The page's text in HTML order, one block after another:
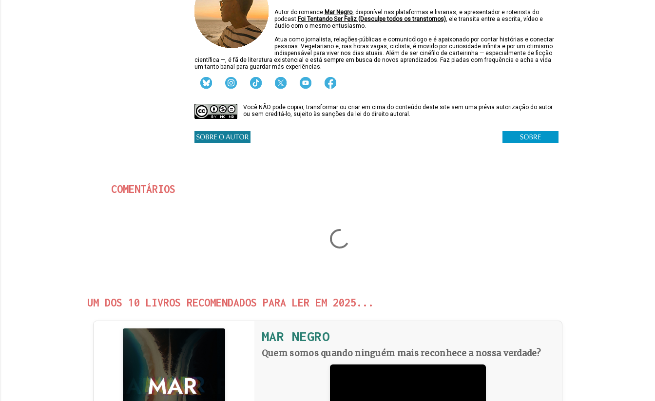
Autor do romance Mar Negro, disponível nas plataformas e livrarias, e apresentador e roteirista do
podcast Foi Tentando Ser Feliz (Desculpe todos os transtornos), ele transita entre a escrita, vídeo e
áudio com o mesmo entusiasmo.
Atua como jornalista, relações-públicas e comunicólogo e é apaixonado por contar histórias e conectar
pessoas. Vegetariano e, nas horas vagas, ciclista, é movido por curiosidade infinita e por um otimismo
indispensável para viver nos dias atuais. Além de ser cinéfilo de carteirinha — especialmente de ficção
científica —, é fã de literatura existencial e está sempre em busca de novos aprendizados. Faz piadas com frequência e acha a vida
um tanto banal para guardar más experiências.
Você NÃO pode copiar, transformar ou criar em cima do conteúdo deste site sem uma prévia autorização do autor
ou sem creditá-lo, sujeito às sanções da lei do direito autoral.
COMENTÁRIOS
UM DOS 10 LIVROS RECOMENDADOS PARA LER EM 2025...
MAR NEGRO
Quem somos quando ninguém mais reconhece a nossa verdade?